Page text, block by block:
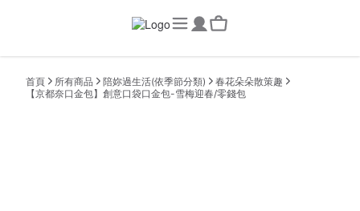
首頁 所有商品 陪妳過生活(依季節分類)
春花朵朵散策趣
【京都奈口金包】創意口袋口金包-雪梅迎春/零錢包